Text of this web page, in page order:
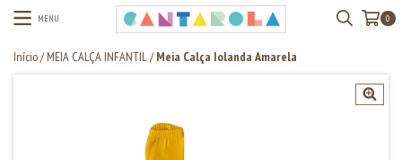
MENU 0
Início/ MEIA CALÇA INFANTIL/ Meia Calça Iolanda Amarela